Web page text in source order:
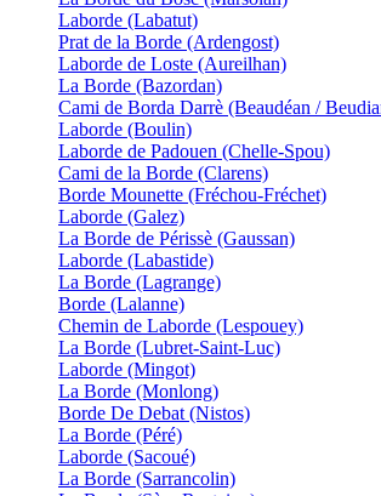
Laborde (Labatut)
Prat de la Borde (Ardengost)
Laborde de Loste (Aureilhan)
La Borde (Bazordan)
Cami de Borda Darrè (Beaudéan /
Laborde (Boulin)
Laborde de Padouen (Chelle-Spou)
Cami de la Borde (Clarens)
Borde Mounette (Fréchou-Fréchet)
Laborde (Galez)
La Borde de Périssè (Gaussan)
Laborde (Labastide)
La Borde (Lagrange)
Borde (Lalanne)
Chemin de Laborde (Lespouey)
La Borde (Lubret-Saint-Luc)
Laborde (Mingot)
La Borde (Monlong)
Borde De Debat (Nistos)
La Borde (Péré)
Laborde (Sacoué)
La Borde (Sarrancolin)